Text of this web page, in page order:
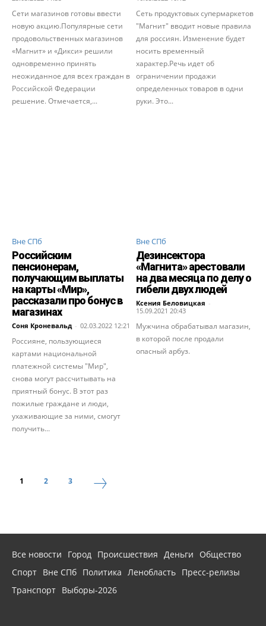
Сети магазинов готовы ввести
новую акцию.Популярные сети
продовольственных магазинов
«Магнит» и «Дикси» решили
одновременно принять
неожиданное для всех граждан в
Российской Федерации
решение. Отмечается,...
Сеть продуктовых супермаркетов
"Магнит" вводит новые правила
для россиян. Изменение будет
носить временный
характер.Речь идет об
ограничении продажи
определенных товаров в одни
руки. Это...
Вне СПб
Российским
пенсионерам,
получающим выплаты
на карты «Мир»,
рассказали про бонус в
магазинах
Соня Кроневальд - 02.03.2022 12:21
Россияне, пользующиеся
картами национальной
платежной системы "Мир",
снова могут рассчитывать на
приятный бонус. В этот раз
пожилые граждане и люди,
ухаживающие за ними, смогут
получить...
Вне СПб
Дезинсектора
«Магнита» арестовали
на два месяца по делу о
гибели двух людей
Ксения Беловицкая -
15.09.2021 20:43
Мужчина обрабатывал магазин,
в которой после продали
опасный арбуз.
1 2 3
Все новости Город Происшествия Деньги
Общество
Спорт Вне СПб Политика Ленобласть Пресс-релизы
Транспорт Выборы-2026